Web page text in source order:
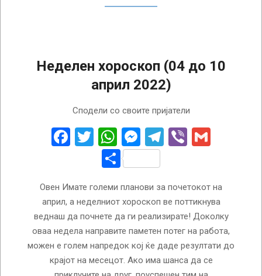
Неделен хороскоп (04 до 10
април 2022)
Сподели со своите пријатели
Facebook
Twitter
WhatsApp
Messenger
Telegram
Viber
Share
Овен Имате големи планови за почетокот на
април, а неделниот хороскоп ве поттикнува
веднаш да почнете да ги реализирате! Доколку
оваа недела направите паметен потег на работа,
можен е голем напредок кој ќе даде резултати до
крајот на месецот. Ако има шанса да се